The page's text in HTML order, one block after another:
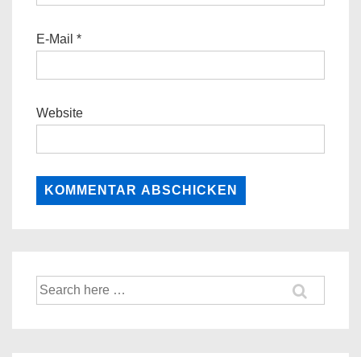
E-Mail *
Website
Suche
nach: